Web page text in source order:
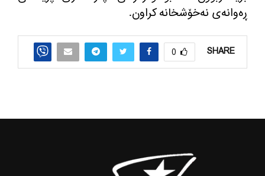
ڕه‌وانه‌ی نه‌خۆشخانه كراون.
SHARE
0